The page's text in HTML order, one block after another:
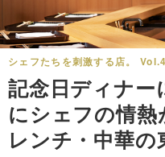
シェフたちを刺激する店。 Vol.4
記念日ディナー
にシェフの情熱
レンチ・中華